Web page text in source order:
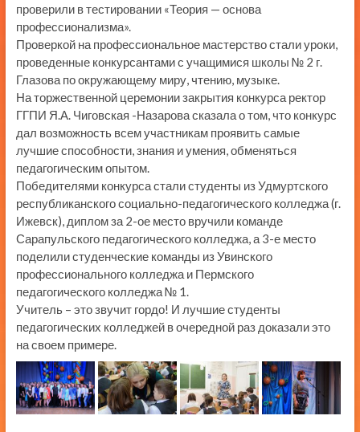
проверили в тестировании «Теория — основа
профессионализма».
Проверкой на профессиональное мастерство стали уроки,
проведенные конкурсантами с учащимися школы № 2 г.
Глазова по окружающему миру, чтению, музыке.
На торжественной церемонии закрытия конкурса ректор
ГГПИ Я.А. Чиговская -Назарова сказала о том, что конкурс
дал возможность всем участникам проявить самые
лучшие способности, знания и умения, обменяться
педагогическим опытом.
Победителями конкурса стали студенты из Удмуртского
республиканского социально-педагогического колледжа (г.
Ижевск), диплом за 2-ое место вручили команде
Сарапульского педагогического колледжа, а 3-е место
поделили студенческие команды из Увинского
профессионального колледжа и Пермского
педагогического колледжа № 1.
Учитель – это звучит гордо! И лучшие студенты
педагогических колледжей в очередной раз доказали это
на своем примере.